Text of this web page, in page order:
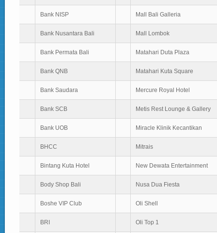
Bank NISP Mall Bali Galleria
Bank Nusantara Bali Mall Lombok
Bank Permata Bali Matahari Duta Plaza
Bank QNB Matahari Kuta Square
Bank Saudara Mercure Royal Hotel
Bank SCB Metis Rest Lounge & Gallery
Bank UOB Miracle Klinik Kecantikan
BHCC Mitrais
Bintang Kuta Hotel New Dewata Entertainment
Body Shop Bali Nusa Dua Fiesta
Boshe VIP Club Oli Shell
BRI Oli Top 1